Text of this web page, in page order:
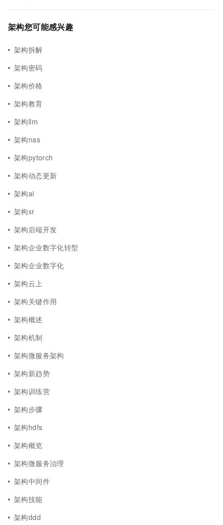
架构您可能感兴趣
架构拆解
架构密码
架构价格
架构教育
架构llm
架构nas
架构pytorch
架构动态更新
架构ai
架构xr
架构后端开发
架构企业数字化转型
架构企业数字化
架构云上
架构关键作用
架构概述
架构机制
架构微服务架构
架构新趋势
架构训练营
架构步骤
架构hdfs
架构概览
架构微服务治理
架构中间件
架构技能
架构ddd